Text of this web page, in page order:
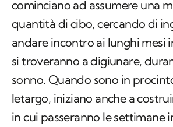
cominciano ad assumere una
quantità di cibo, cercando di
andare incontro ai lunghi mesi
si troveranno a digiunare,
sonno. Quando sono in
letargo, iniziano anche a
in cui passeranno le settimane